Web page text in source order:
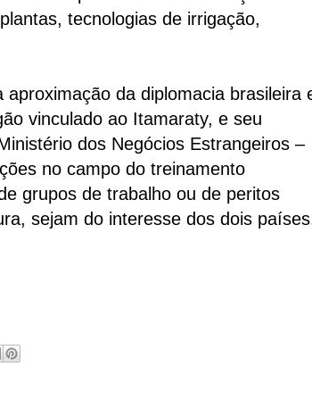
tecnologias de irrigação,
da diplomacia brasileira
vinculado ao Itamaraty, e seu
dos Negócios Estrangeiros –
no campo do treinamento
grupos de trabalho ou de peritos
sejam do interesse dos dois